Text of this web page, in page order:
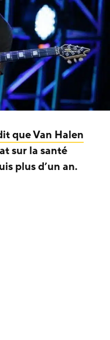
que Van Halen
sur la santé
plus d’un an.